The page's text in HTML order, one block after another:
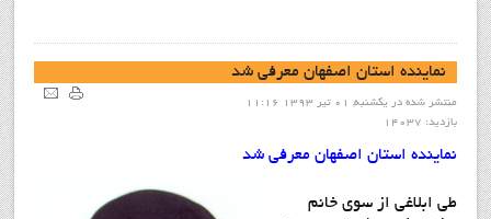
نماينده استان اصفهان معرفي شد
منتشر شده در یکشنبه, 01 تیر 1393 11:16
بازدید: 14037
نماينده استان اصفهان معرفي شد
طي ابلاغي از سوي خانم